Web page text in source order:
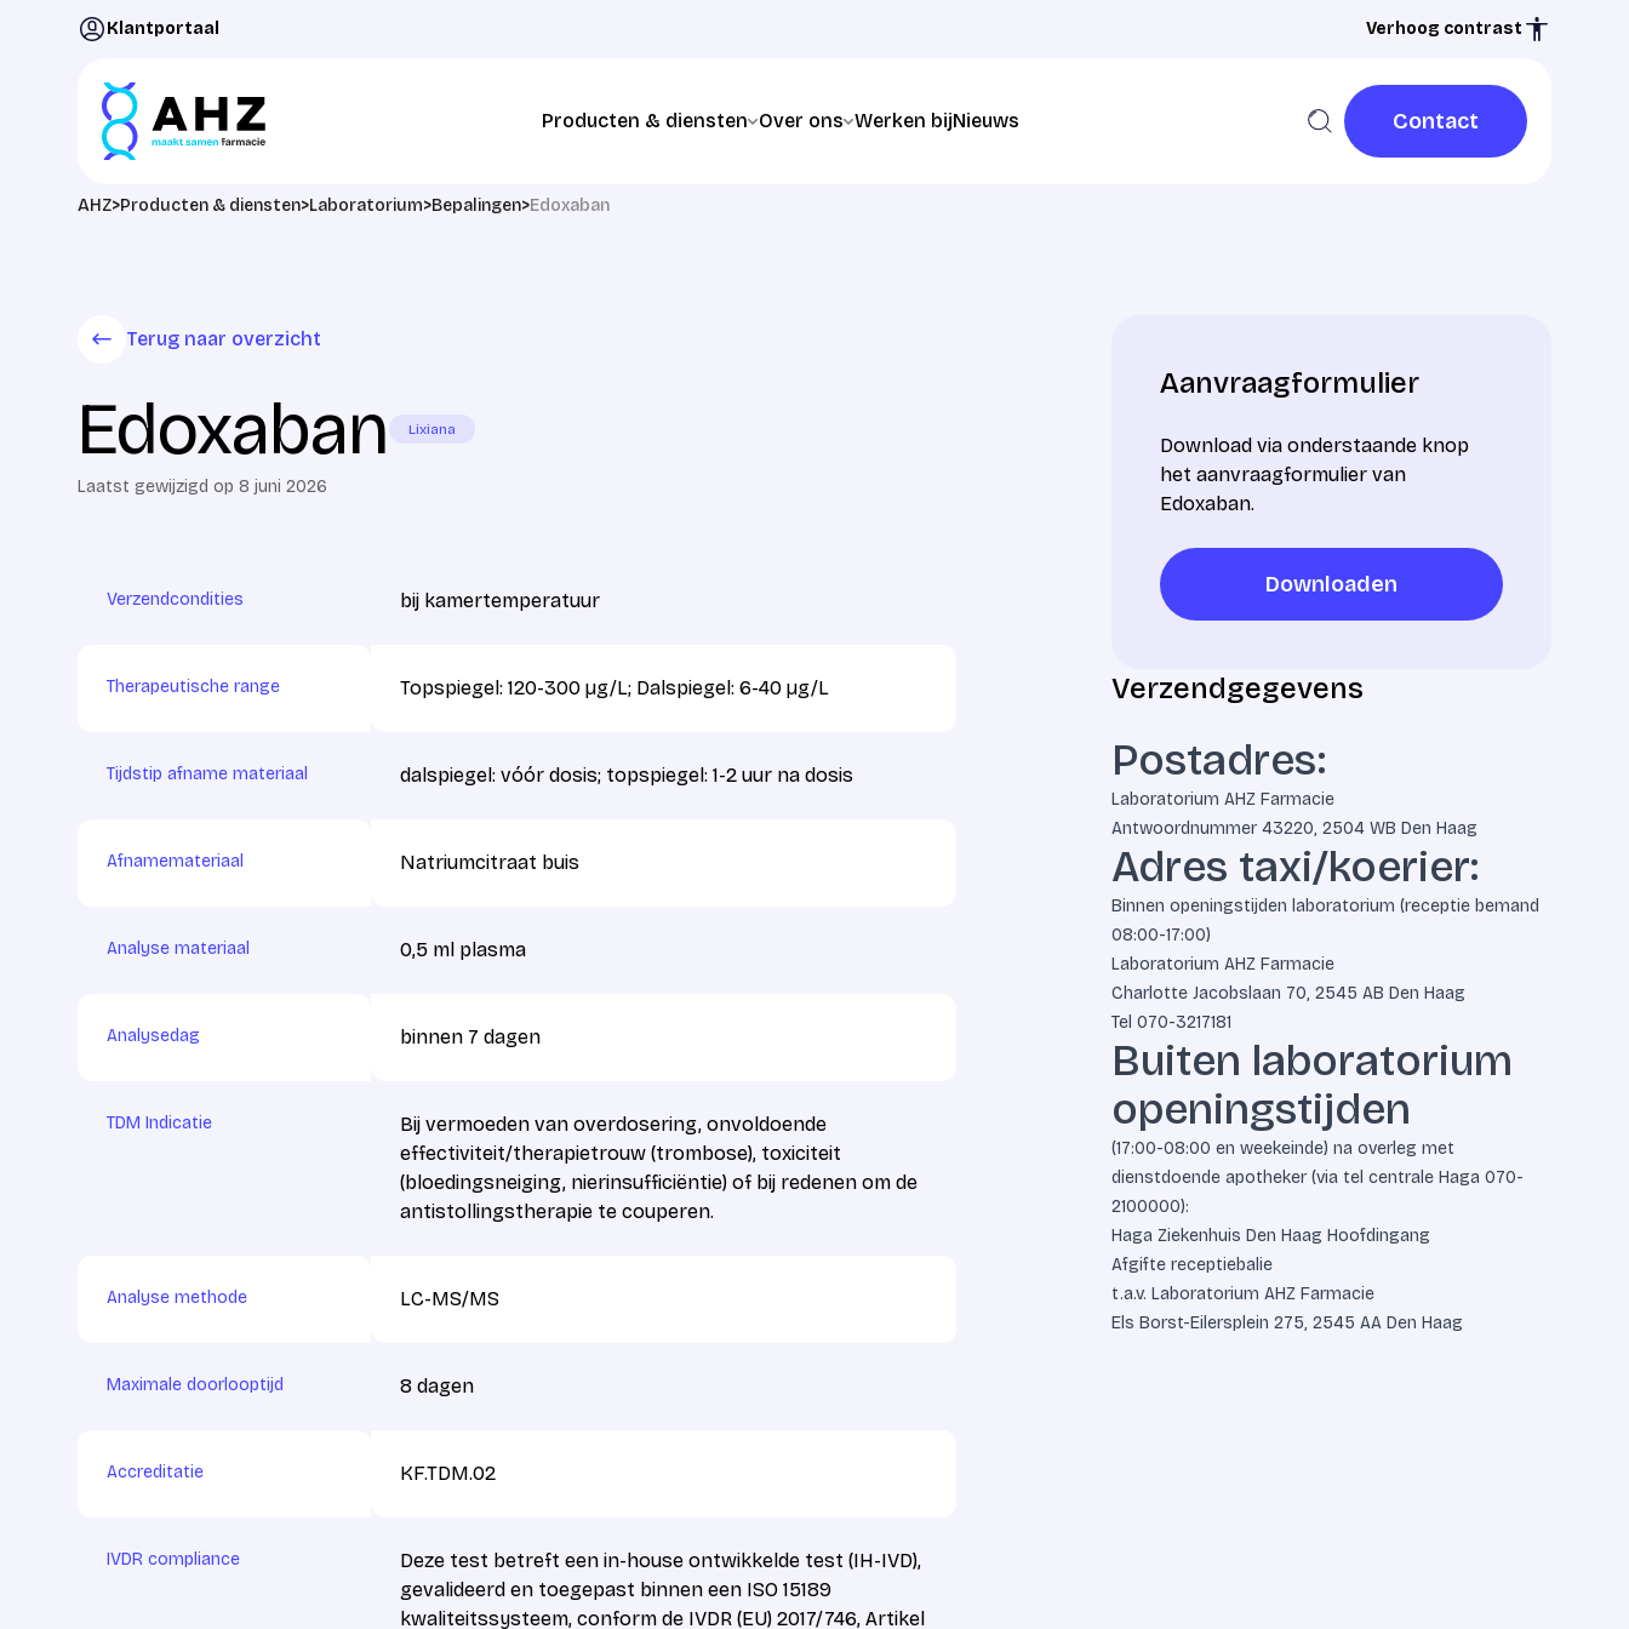
Ga naar de inhoud
Klantportaal Verhoog contrast
Producten & diensten Over ons Werken bijNieuws
Contact
Contact
AHZ>Producten & diensten>Laboratorium>Bepalingen>Edoxaban
Terug naar overzicht
Edoxaban Lixiana
Laatst gewijzigd op 8 juni 2026
Verzendcondities bij kamertemperatuur
Therapeutische range Topspiegel: 120-300 µg/L; Dalspiegel: 6-40 µg/L
Tijdstip afname materiaal dalspiegel: vóór dosis; topspiegel: 1-2 uur na dosis
Afnamemateriaal Natriumcitraat buis
Analyse materiaal 0,5 ml plasma
Analysedag binnen 7 dagen
TDM Indicatie
Bij vermoeden van overdosering, onvoldoende
effectiviteit/therapietrouw (trombose), toxiciteit
(bloedingsneiging, nierinsufficiëntie) of bij redenen om de
antistollingstherapie te couperen.
Analyse methode LC-MS/MS
Maximale doorlooptijd 8 dagen
Accreditatie KF.TDM.02
IVDR compliance
Deze test betreft een in-house ontwikkelde test (IH-IVD),
gevalideerd en toegepast binnen een ISO 15189
kwaliteitssysteem, conform de IVDR (EU) 2017/746, Artikel
Aanvraagformulier
Download via onderstaande knop
het aanvraagformulier van
Edoxaban.
Downloaden
Downloaden
Verzendgegevens
Postadres:
Laboratorium AHZ Farmacie
Antwoordnummer 43220, 2504 WB Den Haag
Adres taxi/koerier:
Binnen openingstijden laboratorium (receptie bemand
08:00-17:00)
Laboratorium AHZ Farmacie
Charlotte Jacobslaan 70, 2545 AB Den Haag
Tel070-3217181
Buiten laboratorium
openingstijden
(17:00-08:00 en weekeinde) na overleg met
dienstdoende apotheker (via tel centrale Haga070-
2100000):
Haga Ziekenhuis Den Haag Hoofdingang
Afgifte receptiebalie
t.a.v. Laboratorium AHZ Farmacie
Els Borst-Eilersplein 275, 2545 AA Den Haag